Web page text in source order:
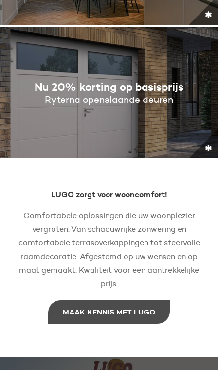
Nu 20% korting op basisprijs
Ryterna openslaande deuren
LUGO zorgt voor wooncomfort!
Comfortabele oplossingen die uw woonplezier
vergroten. Van schaduwrijke zonwering en
comfortabele terrasoverkappingen tot sfeervolle
raamdecoratie. Afgestemd op uw wensen en op
maat gemaakt. Kwaliteit voor een aantrekkelijke
prijs.
MAAK KENNIS MET LUGO